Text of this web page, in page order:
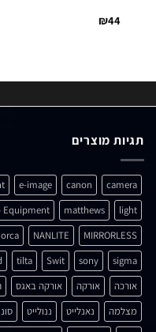
₪44
תגיות מוצרים
camera
canon
e-image
light
matthews
Equipment
MIRRORLESS
NANLITE
orca
sigma
sony
Swit
tilta
אורכה
אורקה אורקה באגס
מצלמה
נאנלייט ננולייט סוני